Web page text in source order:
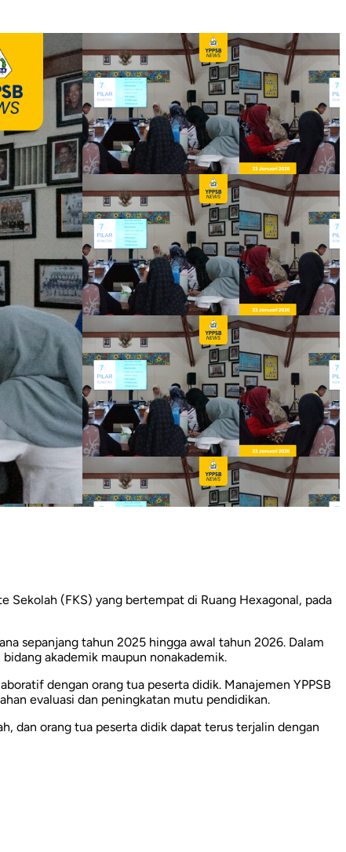
Sekolah (FKS) yang bertempat di Ruang Hexagonal, pada
sepanjang tahun 2025 hingga awal tahun 2026. Dalam
akademik maupun nonakademik.
dengan orang tua peserta didik. Manajemen YPPSB
evaluasi dan peningkatan mutu pendidikan.
dan orang tua peserta didik dapat terus terjalin dengan